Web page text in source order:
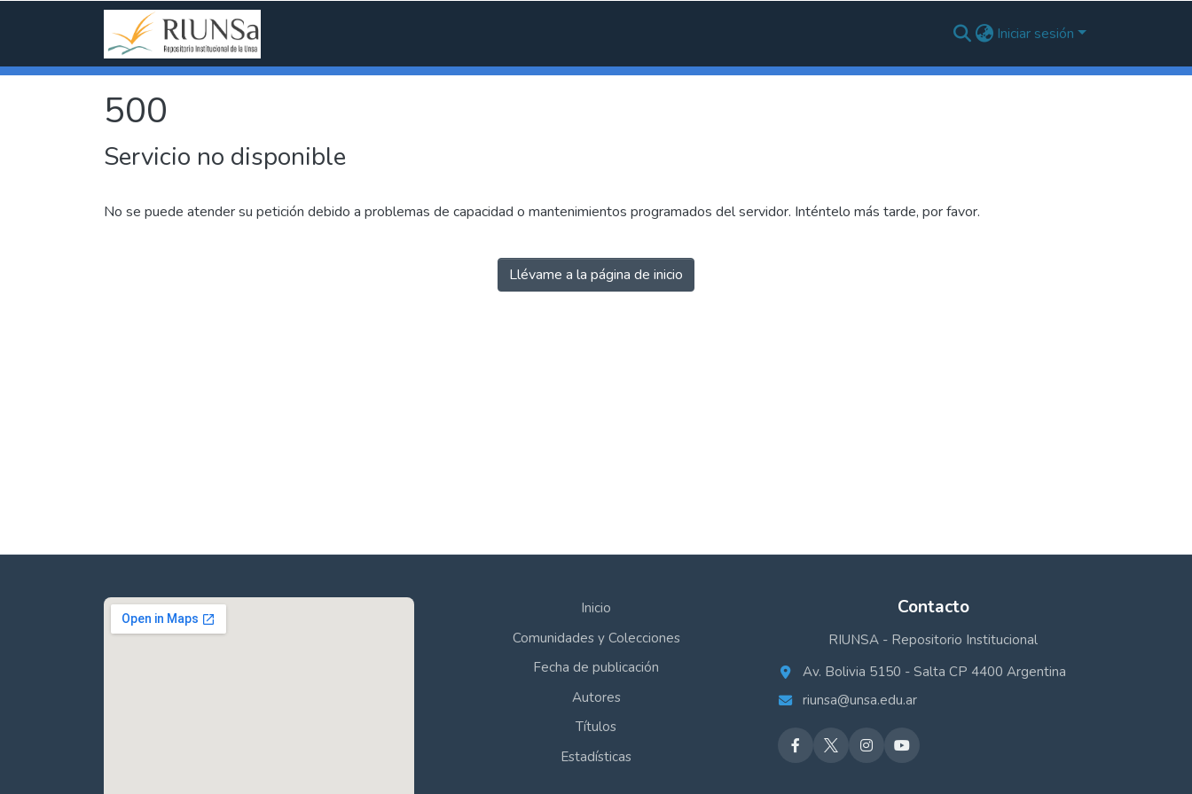
Iniciar sesión
500
Servicio no disponible
No se puede atender su petición debido a problemas de capacidad o mantenimientos programados del servidor. Inténtelo más tarde, por favor.
Llévame a la página de inicio
Inicio
Comunidades y Colecciones
Fecha de publicación
Autores
Títulos
Estadísticas
Contacto
RIUNSA - Repositorio Institucional
Av. Bolivia 5150 - Salta CP 4400 Argentina
riunsa@unsa.edu.ar